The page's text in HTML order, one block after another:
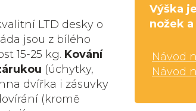
Výška
nožek
Návod
Návod
LTD desky o
jsou z bílého
15-25 kg. Kování
(úchytky,
dvířka i zásuvky
(kromě